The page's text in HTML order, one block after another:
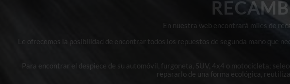
En nuestra web encontrará miles de
Le ofrecemos la posibilidad de encontrar todos los repuestos de segunda mano que
Para encontrar el despiece de su automóvil, furgoneta, SUV, 4x4 o motocicleta;
repararlo de una forma ecológica,